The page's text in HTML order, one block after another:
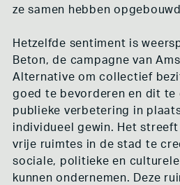
ze samen hebben
Hetzelfde sentiment is
Beton, de campagne van
Alternative om collectief
goed te bevorderen en dit te
publieke verbetering in
individueel gewin. Het streeft
vrije ruimtes in de stad te
sociale, politieke en
kunnen ondernemen. Deze